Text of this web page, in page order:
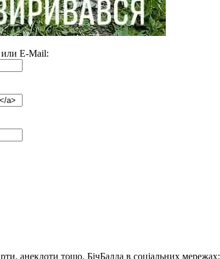
или E-Mail:
анекдоти тощо. БічБалда в соціальних мережах: